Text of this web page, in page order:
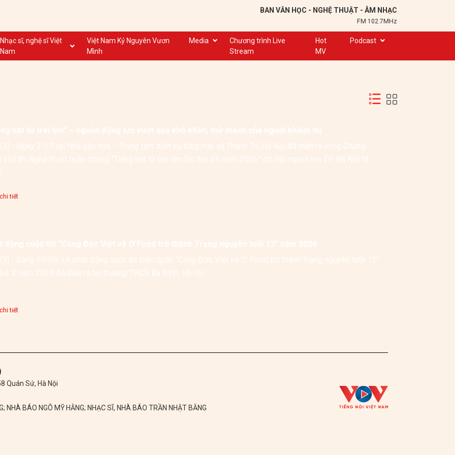
BAN VĂN HỌC - NGHỆ THUẬT - ÂM NHẠC
FM 102.7MHz
Nhạc sĩ, nghệ sĩ Việt
Nam
Nghệ sĩ biểu diễn VN
Việt Nam Kỷ Nguyên Vươn
Mình
Media
Dân ca
Chương trình Live
Stream
Hot
MV
Podcast
Trạm 102,7
Chuyện để kể
Đôi bạn văn chương
hát từ trái tim” – nguồn động lực vượt qua khó khăn, thử thách của người khiếm thị
- Ngày 31/7 tại Nhà văn hóa – Trung tâm dịch vụ tổng hợp xã Thanh Trì, Hà Nội đã diễn ra vòng Chung
Hội thi Nghệ thuật quần chúng “Tiếng hát từ trái tim lần thứ VII năm 2026” do Hội người mù TP. Hà Nội tổ
tiết
động cuộc thi “Cùng Đức Việt và O’Food trở thành Trạng nguyên tuổi 13” năm 2024
- Sáng 10/09, Lễ phát động cuộc thi toàn quốc “Cùng Đức Việt và O’ Food trở thành Trạng nguyên tuổi 13”
tiết
Quán Sứ, Hà Nội
BÁO NGÔ MỸ HẰNG; NHẠC SĨ, NHÀ BÁO TRẦN NHẬT BẰNG